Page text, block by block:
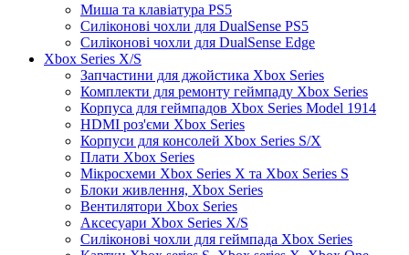
Миша та клавіатура PS5
Силіконові чохли для DualSense PS5
Силіконові чохли для DualSense Edge
Xbox Series X/S
Запчастини для джойстика Xbox Series
Комплекти для ремонту геймпаду Xbox Series
Корпуса для геймпадов Xbox Series Model 1914
HDMI роз'єми Xbox Series
Корпуси для консолей Xbox Series S/X
Плати Xbox Series
Мікросхеми Xbox Series X та Xbox Series S
Блоки живлення, Xbox Series
Вентилятори Xbox Series
Аксесуари Xbox Series X/S
Силіконові чохли для геймпада Xbox Series